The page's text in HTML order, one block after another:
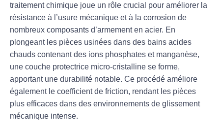
traitement chimique joue un rôle crucial pour améliorer la
résistance à l’usure mécanique et à la corrosion de
nombreux composants d’armement en acier. En
plongeant les pièces usinées dans des bains acides
chauds contenant des ions phosphates et manganèse,
une couche protectrice micro-cristalline se forme,
apportant une durabilité notable. Ce procédé améliore
également le coefficient de friction, rendant les pièces
plus efficaces dans des environnements de glissement
mécanique intense.